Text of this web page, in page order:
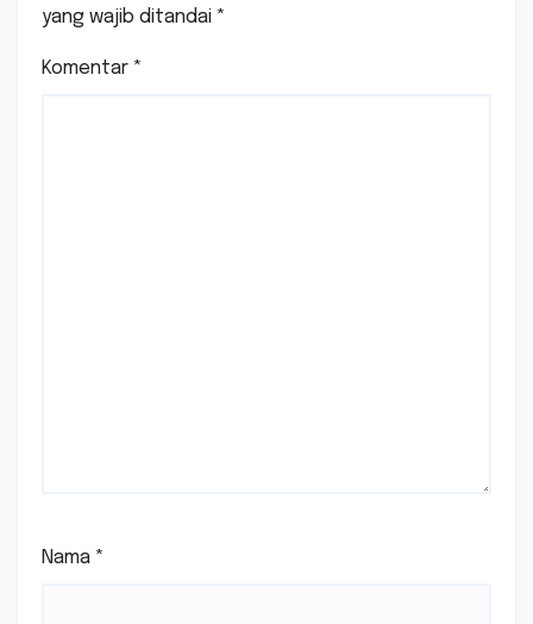
yang wajib ditandai *
Komentar *
Nama *